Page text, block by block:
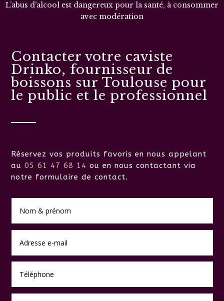
L’abus d’alcool est dangereux pour la santé, à consommer
avec modération
Contacter votre caviste
Drinko, fournisseur de
boissons sur Toulouse pour
le public et le professionnel
Réservez vos produits favoris en nous appelant
au05 61 47 68 14 ou en nous contactant via
notre formulaire de contact.